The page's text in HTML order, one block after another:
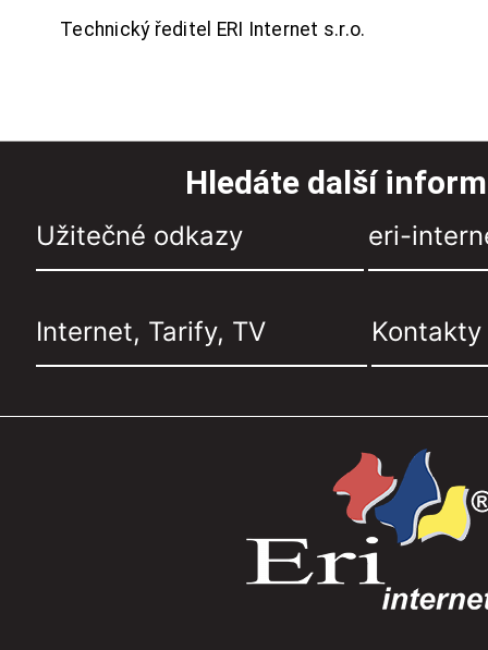
Technický ředitel ERI Internet s.r.o.
Hledáte další
Užitečné odkazy eri-
Internet, Tarify, TV Kontakty